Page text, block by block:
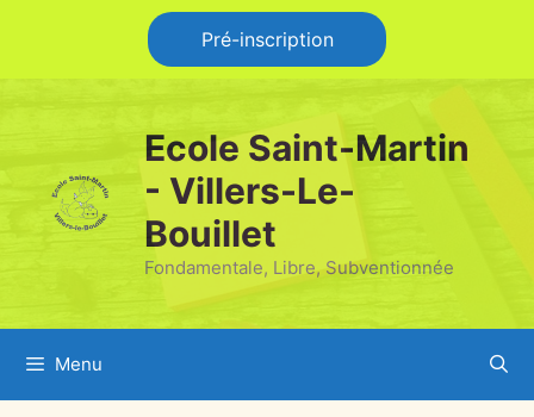
Pré-inscription
Ecole Saint-Martin
- Villers-Le-
Bouillet
Fondamentale, Libre, Subventionnée
Menu